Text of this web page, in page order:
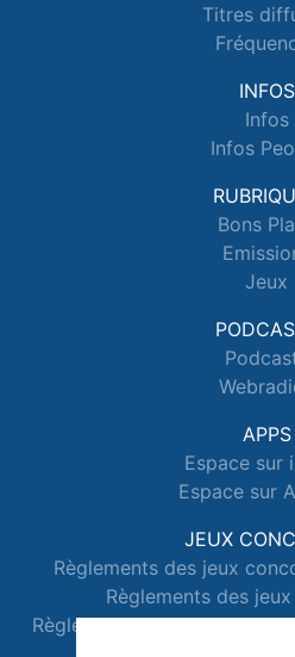
Titres
INFOS
Infos
Infos
Bons
Jeux
APPS
Espace sur
Espace sur
JEUX
Règlements des jeux
Règlements des
Règlements des jeux